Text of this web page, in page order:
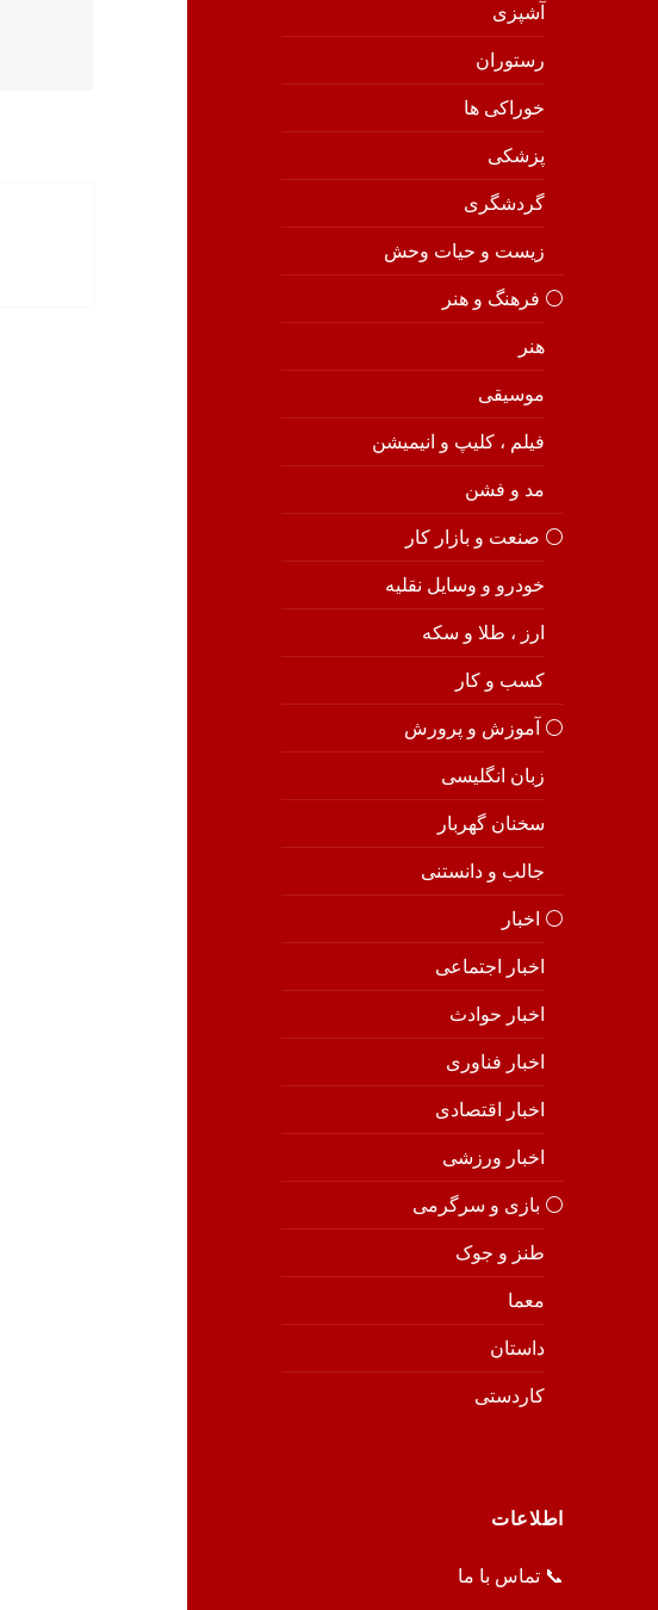
آشپزی
رستوران
خوراکی ها
پزشکی
گردشگری
زیست و حیات وحش
⚪️ فرهنگ و هنر
هنر
موسیقی
فیلم ، کلیپ و انیمیشن
مد و فشن
⚪️ صنعت و بازار کار
خودرو و وسایل نقلیه
ارز ، طلا و سکه
کسب و کار
⚪️ آموزش و پرورش
زبان انگلیسی
سخنان گهربار
جالب و دانستنی
⚪️ اخبار
اخبار اجتماعی
اخبار حوادث
اخبار فناوری
اخبار اقتصادی
اخبار ورزشی
⚪️ بازی و سرگرمی
طنز و جوک
معما
داستان
کاردستی
اطلاعات
📞 تماس با ما